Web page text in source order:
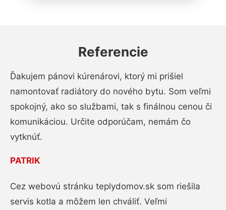
Referencie
Ďakujem pánovi kúrenárovi, ktorý mi prišiel
namontovať radiátory do nového bytu. Som veľmi
spokojný, ako so službami, tak s finálnou cenou či
komunikáciou. Určite odporúčam, nemám čo
vytknúť.
PATRIK
Cez webovú stránku teplydomov.sk som riešila
servis kotla a môžem len chváliť. Veľmi